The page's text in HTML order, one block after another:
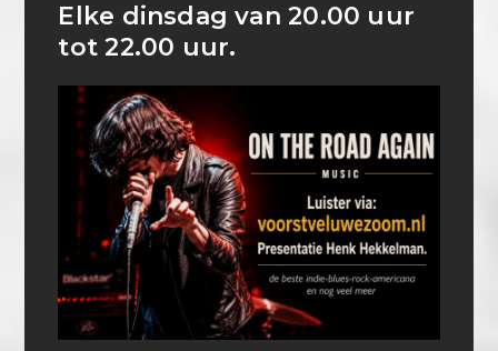
Elke dinsdag van 20.00 uur
tot 22.00 uur.